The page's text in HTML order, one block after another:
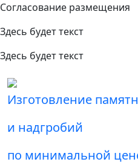
Согласование размещения
Здесь будет текст
Здесь будет текст
Изготовление
и надгробий
по минимальной